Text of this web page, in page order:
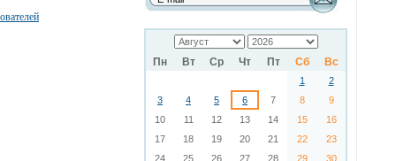
Пн Вт Ср Чт Пт Сб Вс
1
2
3
4 5 6 7 8
9
10
11 12 13 14 15
16
17
18 19 20 21 22
23
24
25 26 27 28 29 30